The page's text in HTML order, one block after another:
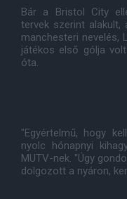
Bár a Bristol City
tervek szerint
manchesteri nevelés,
játékos első gólja
óta.
"Egyértelmű, hogy
nyolc hónapnyi
MUTV-nek. "Úgy
dolgozott a nyáron,